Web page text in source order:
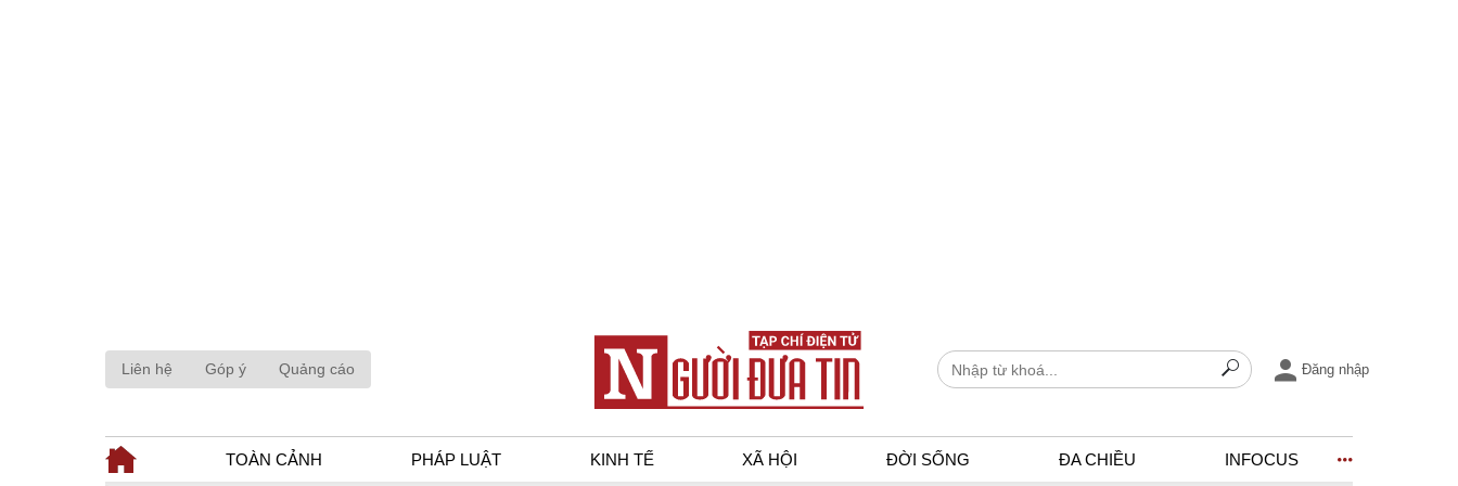
Liên hệ Góp ý Quảng cáo Đăng nhập
TOÀN CẢNH PHÁP LUẬT KINH TẾ XÃ HỘI ĐỜI SỐNG ĐA CHIỀU INFOCUS